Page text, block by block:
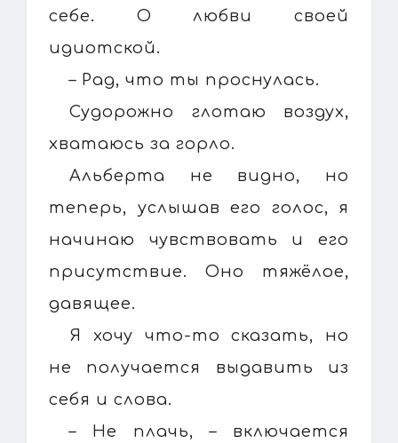
себе. О любви своей
идиотской.
– Рад, что ты проснулась.
Судорожно глотаю воздух,
хватаюсь за горло.
Альберта не видно, но
теперь, услышав его голос, я
начинаю чувствовать и его
присутствие. Оно тяжёлое,
давящее.
Я хочу что-то сказать, но
не получается выдавить из
себя и слова.
– Не плачь, – включается